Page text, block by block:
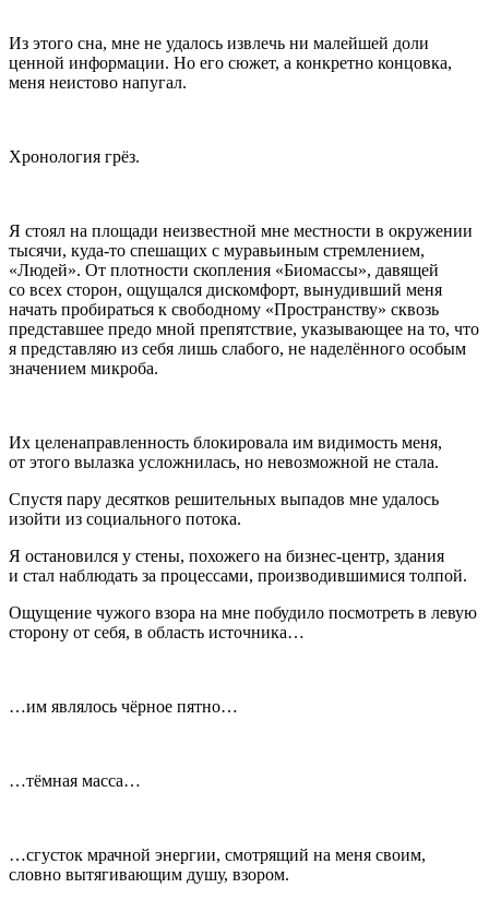
Из этого сна, мне не удалось извлечь ни малейшей доли
ценной информации. Но его сюжет, а конкретно концовка,
меня неистово напугал.
Хронология грёз.
Я стоял на площади неизвестной мне местности в окружении
тысячи, куда-то спешащих с муравьиным стремлением,
«Людей». От плотности скопления «Биомассы», давящей
со всех сторон, ощущался дискомфорт, вынудивший меня
начать пробираться к свободному «Пространству» сквозь
представшее предо мной препятствие, указывающее на то, что
я представляю из себя лишь слабого, не наделённого особым
значением микроба.
Их целенаправленность блокировала им видимость меня,
от этого вылазка усложнилась, но невозможной не стала.
Спустя пару десятков решительных выпадов мне удалось
изойти из социального потока.
Я остановился у стены, похожего на бизнес-центр, здания
и стал наблюдать за процессами, производившимися толпой.
Ощущение чужого взора на мне побудило посмотреть в левую
сторону от себя, в область источника…
…им являлось чёрное пятно…
…тёмная масса…
…сгусток мрачной энергии, смотрящий на меня своим,
словно вытягивающим душу, взором.